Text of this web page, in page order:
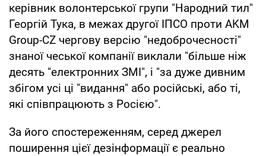
керівник волонтерської групи "Народний тил"
Георгій Тука, в межах другої ІПСО проти AKM
Group-CZ чергову версію "недоброчесності"
знаної чеської компанії виклали "більше ніж
десять "електронних ЗМІ", і "за дуже дивним
збігом усі ці "видання" або російські, або ті,
які співпрацюють з Росією".
За його спостереженням, серед джерел
поширення цієї дезінформації є реально